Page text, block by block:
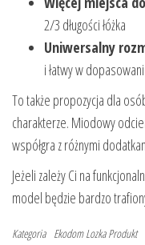
2/3 długości łóżka
Uniwersalny
i łatwy w
To także propozycja dla
charakterze. Miodowy
współgra z różnymi
Jeżeli zależy Ci na
model będzie bardzo
Kategoria Ekodom Lozka Produkt